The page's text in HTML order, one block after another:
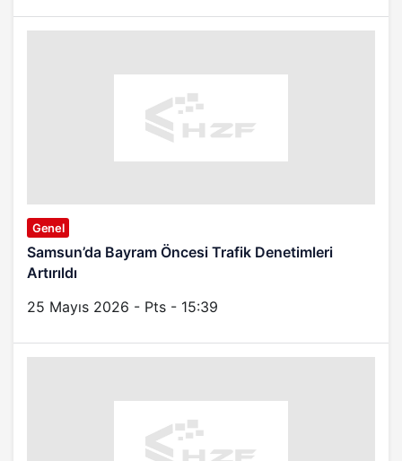
Genel
Samsun’da Bayram Öncesi Trafik Denetimleri
Artırıldı
25 Mayıs 2026 - Pts - 15:39